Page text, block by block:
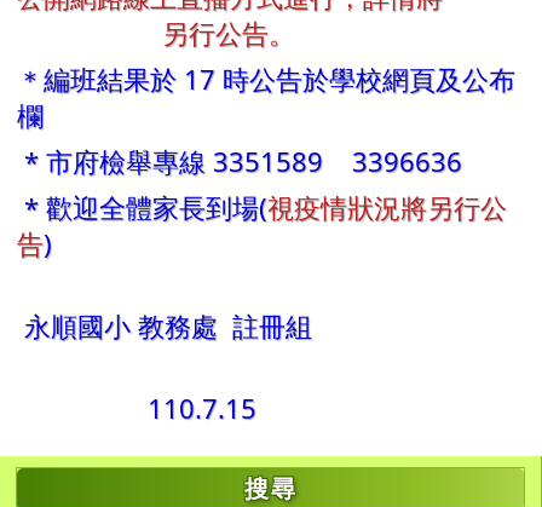
另行公告。
＊編班結果於 17 時公告於學校網頁及公布
欄
* 市府檢舉專線 3351589 3396636
* 歡迎全體家長到場(視疫情狀況將另行公
告)
永順國小 教務處 註冊組
110.7.15
左邊區域內容 搜尋